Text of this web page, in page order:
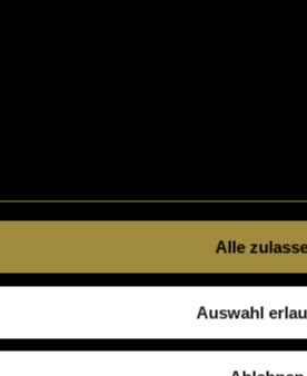
Alle
Auswahl